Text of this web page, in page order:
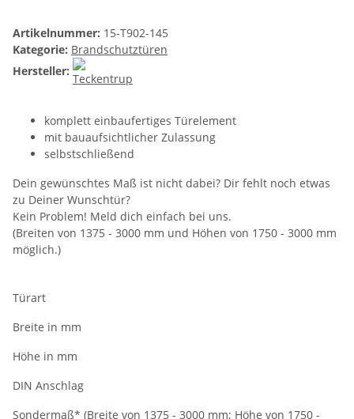
Artikelnummer: 15-T902-145
Kategorie: Brandschutztüren
Hersteller:
komplett einbaufertiges Türelement
mit bauaufsichtlicher Zulassung
selbstschließend
Dein gewünschtes Maß ist nicht dabei? Dir fehlt noch etwas
zu Deiner Wunschtür?
Kein Problem! Meld dich einfach bei uns.
(Breiten von 1375 - 3000 mm und Höhen von 1750 - 3000 mm
möglich.)
Türart
Breite in mm
Höhe in mm
DIN Anschlag
Sondermaß* (Breite von 1375 - 3000 mm; Höhe von 1750 -